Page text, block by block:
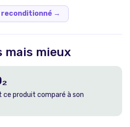
reconditionné →
mais mieux
produit comparé à son